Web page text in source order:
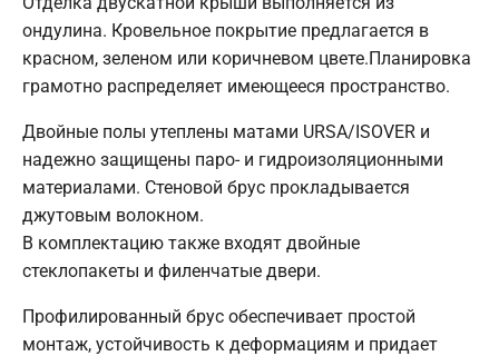
ондулина. Кровельное покрытие предлагается в
красном, зеленом или коричневом цвете.Планировка
грамотно распределяет имеющееся пространство.
Двойные полы утеплены матами URSA/ISOVER и
надежно защищены паро- и гидроизоляционными
материалами. Стеновой брус прокладывается
джутовым волокном.
В комплектацию также входят двойные
стеклопакеты и филенчатые двери.
Профилированный брус обеспечивает простой
монтаж, устойчивость к деформациям и придает